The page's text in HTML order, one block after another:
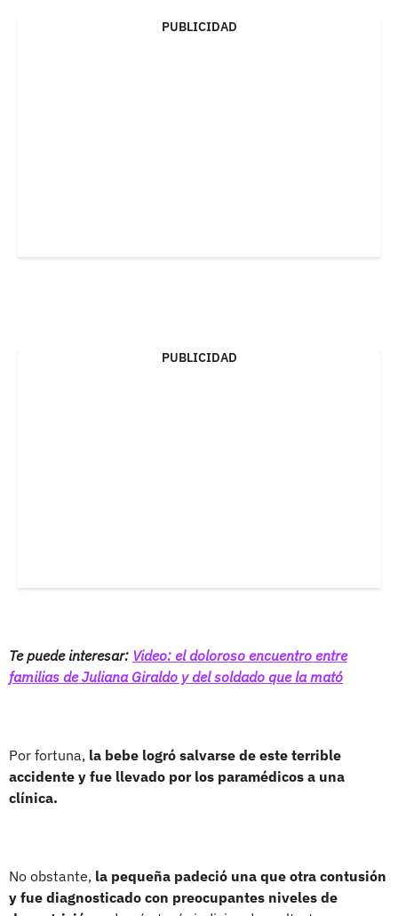
PUBLICIDAD
PUBLICIDAD
Te puede interesar: Video: el doloroso encuentro entre
familias de Juliana Giraldo y del soldado que la mató
Por fortuna, la bebe logró salvarse de este terrible
accidente y fue llevado por los paramédicos a una
clínica.
No obstante, la pequeña padeció una que otra contusión
y fue diagnosticado con preocupantes niveles de